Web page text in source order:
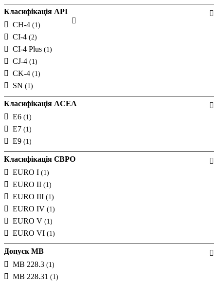
Класифікація API
CH-4 (1)
CI-4 (2)
CI-4 Plus (1)
CJ-4 (1)
CK-4 (1)
SN (1)
Класифікація ACEA
E6 (1)
E7 (1)
E9 (1)
Класифікація ЄВРО
EURO I (1)
EURO II (1)
EURO III (1)
EURO IV (1)
EURO V (1)
EURO VI (1)
Допуск MB
MB 228.3 (1)
MB 228.31 (1)